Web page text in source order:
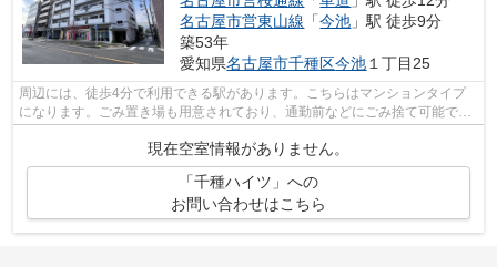
名古屋市営東山線 「今池 」駅 徒歩9分
築53年
愛知県名古屋市千種区今池 １丁目25
周辺には、徒歩4分で利用できる駅があります。こちらはマンションタイプ
になります。ごみ置き場も用意されており、通勤前などにごみ捨て可能で
す。こちらのマンションからは2駅が近く...
現在空室情報がありません。
「千種ハイツ」への
お問い合わせはこちら